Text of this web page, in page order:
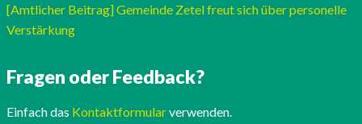
[Amtlicher Beitrag] Gemeinde Zetel freut sich über personelle
Verstärkung
Fragen oder Feedback?
Einfach das Kontaktformularverwenden.